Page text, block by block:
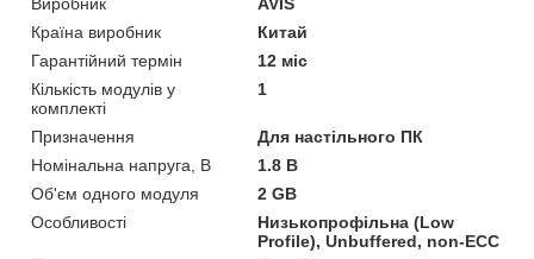
Виробник
AVIS
Країна виробник
Китай
Гарантійний термін
12 міс
Кількість модулів у
комплекті
1
Призначення
Для настільного ПК
Номінальна напруга, В
1.8 В
Об'єм одного модуля
2 GB
Особливості
Низькопрофільна (Low
Profile), Unbuffered, non-ECC